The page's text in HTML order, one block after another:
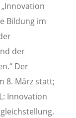
Bildung im
der
Der
8. März statt;
Innovation